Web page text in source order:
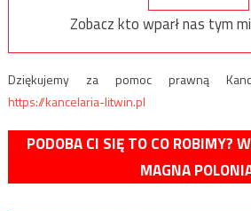
Zobacz kto wparł nas tym
Dziękujemy za pomoc prawną
https://kancelaria-litwin.pl
PODOBA CI SIĘ TO CO ROBIMY?
MAGNA